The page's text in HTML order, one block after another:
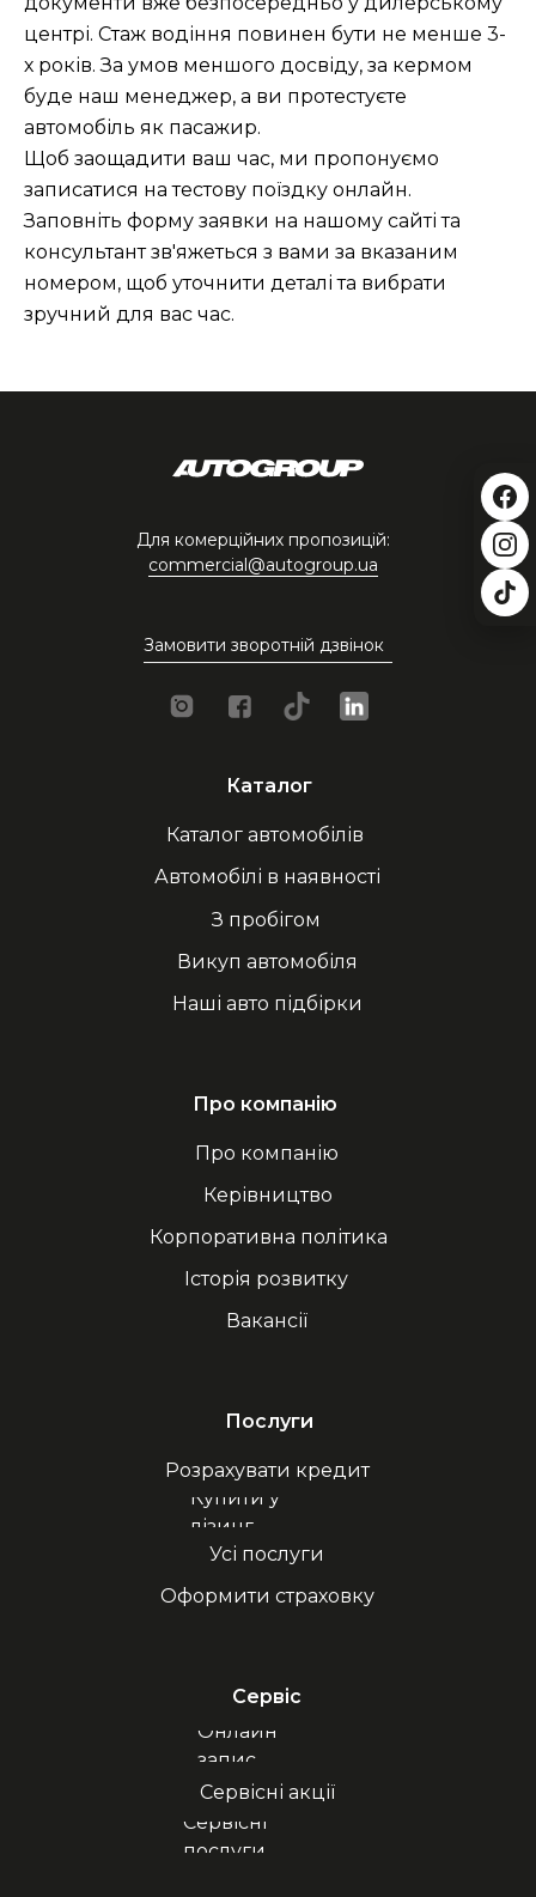
центрі. Стаж водіння повинен бути не менше 3-
х років. За умов меншого досвіду, за кермом
буде наш менеджер, а ви протестуєте
автомобіль як пасажир.
Щоб заощадити ваш час, ми пропонуємо
записатися на тестову поїздку онлайн.
Заповніть форму заявки на нашому сайті та
консультант зв'яжеться з вами за вказаним
номером, щоб уточнити деталі та вибрати
зручний для вас час.
Замовити зворотній дзвінок
Каталог автомобілів
З пробігом
Автомобілі в наявності
Викуп автомобіля
Наші авто підбірки
Каталог
Онлайн
запис
Сервісні
послуги
Сервісні акції
Сервіс
Про компанію
Корпоративна політика
Керівництво
Історія розвитку
Вакансії
Про компанію
Купити у
лізинг
Оформити страховку
Усі послуги
Послуги
Розрахувати кредит
Для комерційних пропозицій:
commercial@autogroup.ua